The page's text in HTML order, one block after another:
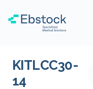
KITLCC30-
14